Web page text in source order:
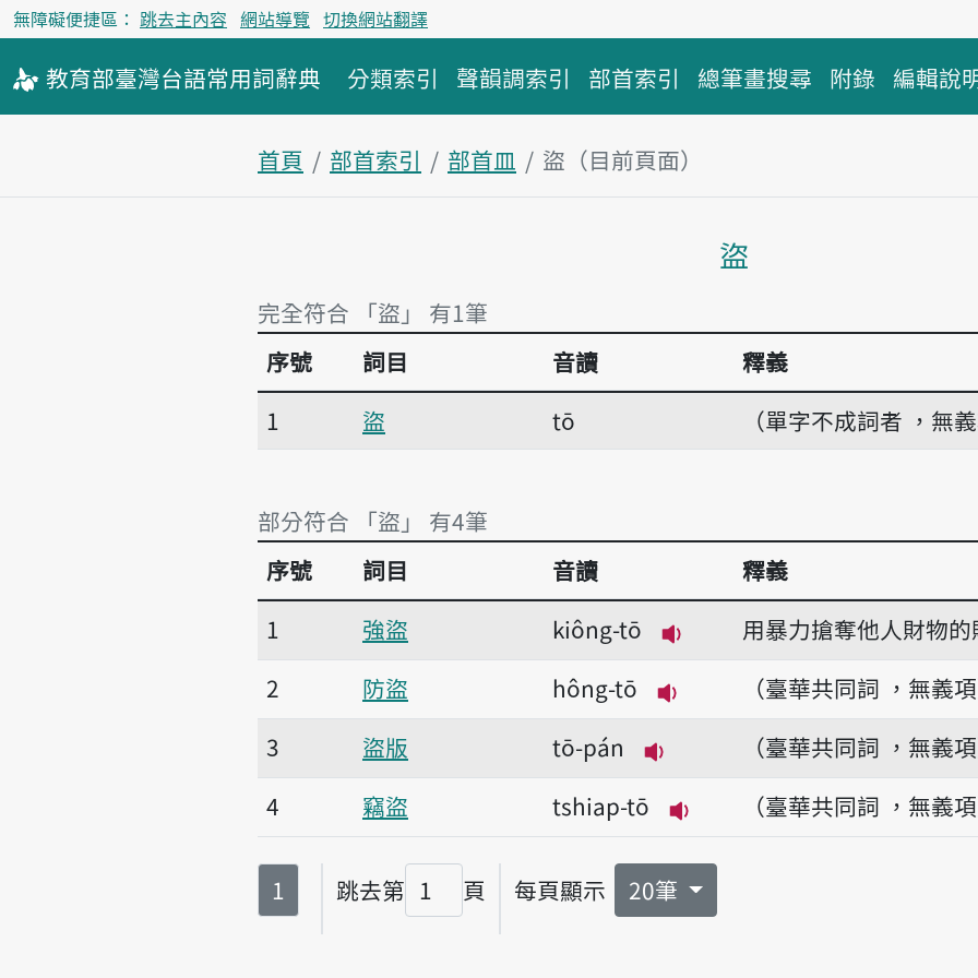
無障礙便捷區： 跳去主內容 網站導覽 切換網站翻譯
教育部臺灣台語常用詞辭典 分類索引 聲韻調索引 部首索引 總筆畫搜尋 附錄 編輯說
首頁 部首索引 部首皿
盜（目前頁面）
盜
完全符合 「盜」 有1筆
完全符合 「盜」 有1筆
序號 詞目 音讀
釋義
1
盜 tō （單字不成詞者 ，無義
部分符合 「盜」 有4筆
部分符合 「盜」 有4筆
序號 詞目 音讀
釋義
1
強盜
kiông-tō
播放音讀kiông-tō
用暴力搶奪他人財物的
2
防盜
hông-tō
播放音讀hông-tō
（臺華共同詞 ，無義項
3
盜版
tō-pán
播放音讀tō-pán
（臺華共同詞 ，無義項
4
竊盜
tshiap-tō
播放音讀tshiap-tō
（臺華共同詞 ，無義項
第
1 跳去第
頁碼
頁 每頁顯示 20筆